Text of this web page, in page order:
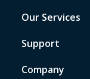
Our Services
Support
Company